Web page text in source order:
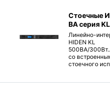
Стоечные
ВА серия
Линейно-
HIDEN KL
500ВА/
со
стоечного